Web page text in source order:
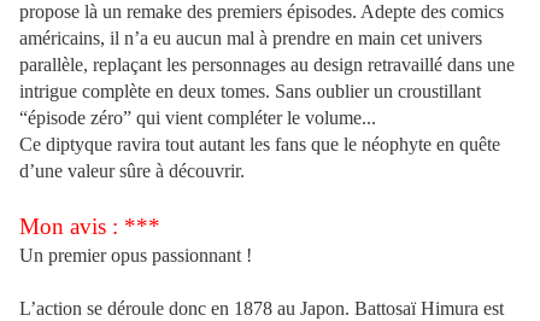
propose là un remake des premiers épisodes. Adepte des comics
américains, il n’a eu aucun mal à prendre en main cet univers
parallèle, replaçant les personnages au design retravaillé dans une
intrigue complète en deux tomes. Sans oublier un croustillant
“épisode zéro” qui vient compléter le volume...
Ce diptyque ravira tout autant les fans que le néophyte en quête
d’une valeur sûre à découvrir.
Mon avis : ***
Un premier opus passionnant !
L’action se déroule donc en 1878 au Japon. Battosaï Himura est